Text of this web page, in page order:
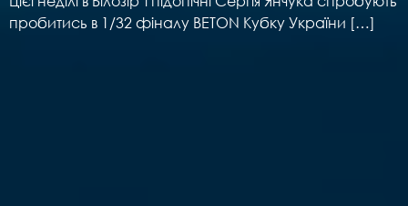
пробитись в 1/32 фіналу BETON Кубку України […]